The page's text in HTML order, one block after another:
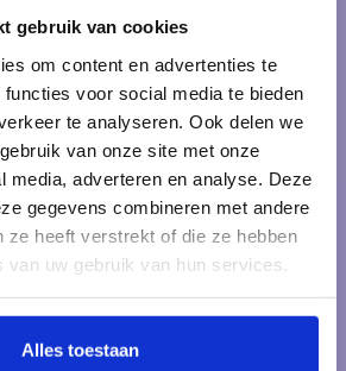
gebruik van cookies
om content en advertenties te
voor social media te bieden
te analyseren. Ook delen we
van onze site met onze
media, adverteren en analyse. Deze
gegevens combineren met andere
ze heeft verstrekt of die ze hebben
uw gebruik van hun services.
Alles toestaan
Klantenservice
Veelgestelde vragen
Online.nl